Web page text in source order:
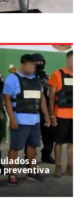
a
preventiva